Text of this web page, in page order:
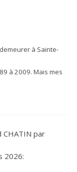
à Sainte-
à 2009. Mais mes
CHATIN par
2026: